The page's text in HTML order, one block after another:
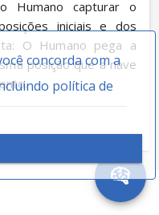
concorda com a
política de
Humano capturar o
iniciais e dos
O Humano pega a
posição que a nave